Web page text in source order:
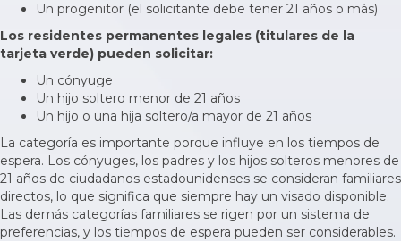
Un progenitor (el solicitante debe tener 21 años o más)
Los residentes permanentes legales (titulares de la
tarjeta verde) pueden solicitar:
Un cónyuge
Un hijo soltero menor de 21 años
Un hijo o una hija soltero/a mayor de 21 años
La categoría es importante porque influye en los tiempos de
espera. Los cónyuges, los padres y los hijos solteros menores de
21 años de ciudadanos estadounidenses se consideran familiares
directos, lo que significa que siempre hay un visado disponible.
Las demás categorías familiares se rigen por un sistema de
preferencias, y los tiempos de espera pueden ser considerables.